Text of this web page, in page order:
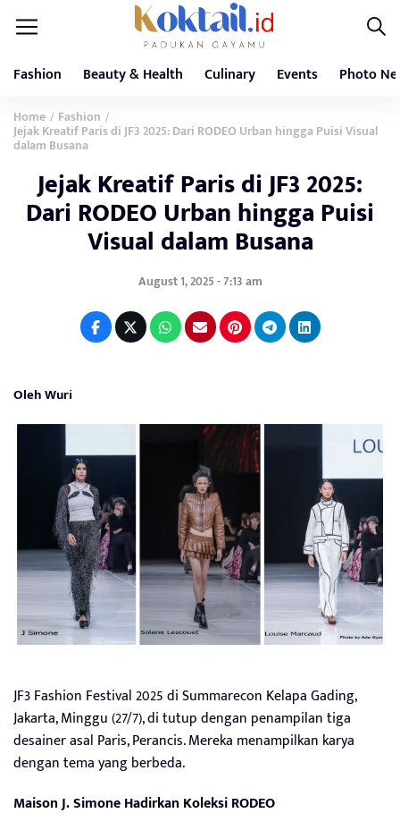
Fashion Beauty & Health Culinary Events Photo
Home / Fashion /
Jejak Kreatif Paris di JF3 2025: Dari RODEO Urban hingga Puisi Visual
dalam Busana
Jejak Kreatif Paris di JF3 2025:
Dari RODEO Urban hingga Puisi
Visual dalam Busana
August 1, 2025 - 7:13 am
Oleh Wuri
JF3 Fashion Festival 2025 di Summarecon Kelapa Gading,
Jakarta, Minggu (27/7), di tutup dengan penampilan tiga
desainer asal Paris, Perancis. Mereka menampilkan karya
dengan tema yang berbeda.
Maison J. Simone Hadirkan Koleksi RODEO